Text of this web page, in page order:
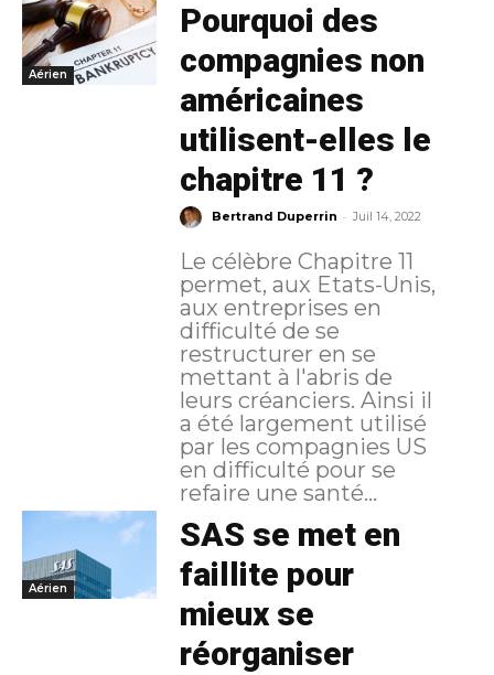
Aérien
Pourquoi des
compagnies non
américaines
utilisent-elles le
chapitre 11 ?
Bertrand Duperrin - Juil 14, 2022
Le célèbre Chapitre 11
permet, aux Etats-Unis,
aux entreprises en
difficulté de se
restructurer en se
mettant à l'abris de
leurs créanciers. Ainsi il
a été largement utilisé
par les compagnies US
en difficulté pour se
refaire une santé...
Aérien
SAS se met en
faillite pour
mieux se
réorganiser